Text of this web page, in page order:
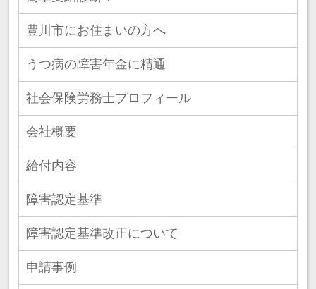
豊川市にお住まいの方へ
うつ病の障害年金に精通
社会保険労務士プロフィール
会社概要
給付内容
障害認定基準
障害認定基準改正について
申請事例